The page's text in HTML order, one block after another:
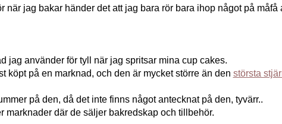
när jag bakar händer det att jag bara rör bara ihop något på måfå
jag använder för tyll när jag spritsar mina cup cakes.
köpt på en marknad, och den är mycket större än den största
på den, då det inte finns något antecknat på den, tyvärr..
marknader där de säljer bakredskap och tillbehör.